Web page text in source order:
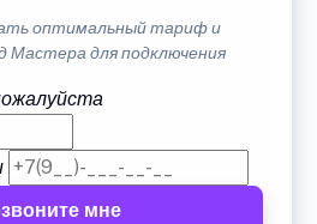
оптимальный тариф и
Мастера для подключения
мне